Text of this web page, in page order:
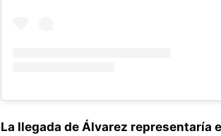
La llegada de Álvarez representaría